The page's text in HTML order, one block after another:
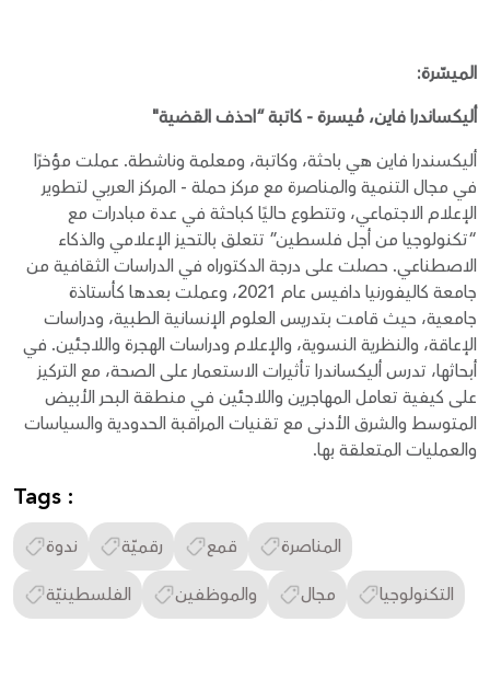
الميسّرة:
أليكساندرا فاين، مُيسرة - كاتبة “احذف القضية"
أليكسندرا فاين هي باحثة، وكاتبة، ومعلمة وناشطة. عملت مؤخرًا
في مجال التنمية والمناصرة مع مركز حملة - المركز العربي لتطوير
الإعلام الاجتماعي، وتتطوع حاليًا كباحثة في عدة مبادرات مع
“تكنولوجيا من أجل فلسطين” تتعلق بالتحيز الإعلامي والذكاء
الاصطناعي. حصلت على درجة الدكتوراه في الدراسات الثقافية من
جامعة كاليفورنيا دافيس عام 2021، وعملت بعدها كأستاذة
جامعية، حيث قامت بتدريس العلوم الإنسانية الطبية، ودراسات
الإعاقة، والنظرية النسوية، والإعلام ودراسات الهجرة واللاجئين. في
أبحاثها، تدرس أليكساندرا تأثيرات الاستعمار على الصحة، مع التركيز
على كيفية تعامل المهاجرين واللاجئين في منطقة البحر الأبيض
المتوسط والشرق الأدنى مع تقنيات المراقبة الحدودية والسياسات
والعمليات المتعلقة بها.
Tags :
ندوة رقميّة قمع
المناصرة
الفلسطينيّة
والموظفين مجال التكنولوجيا